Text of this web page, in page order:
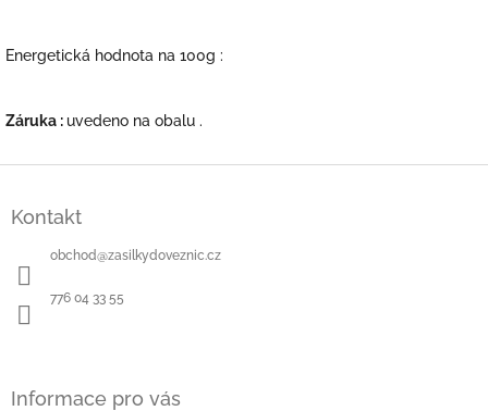
Energetická hodnota na 100g :
Záruka : uvedeno na obalu .
Kontakt
obchod@zasilkydoveznic.cz
776 04 33 55
Informace pro vás